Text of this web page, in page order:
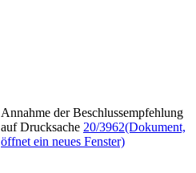
Annahme der Beschlussempfehlung
auf Drucksache 20/3962(Dokument,
öffnet ein neues Fenster)